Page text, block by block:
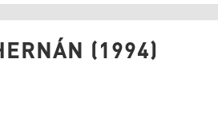
(1994)